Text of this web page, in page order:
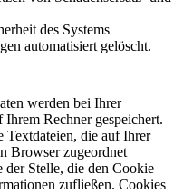
des Systems
automatisiert gelöscht.
werden bei Ihrer
Rechner gespeichert.
Textdateien, die auf Ihrer
Browser zugeordnet
der Stelle, die den Cookie
zufließen. Cookies